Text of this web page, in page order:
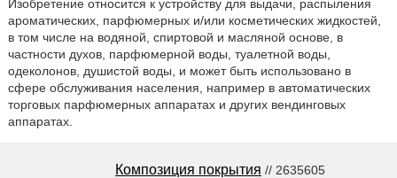
Изобретение относится к устройству для выдачи, распыления
ароматических, парфюмерных и/или косметических жидкостей,
в том числе на водяной, спиртовой и масляной основе, в
частности духов, парфюмерной воды, туалетной воды,
одеколонов, душистой воды, и может быть использовано в
сфере обслуживания населения, например в автоматических
торговых парфюмерных аппаратах и других вендинговых
аппаратах.
Композиция покрытия // 2635605